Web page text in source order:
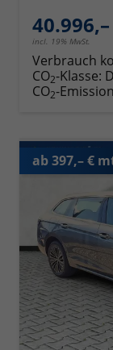
incl. 19% MwSt.
Verbrauch
CO2-Klasse: D
CO2-
ab 397,– €